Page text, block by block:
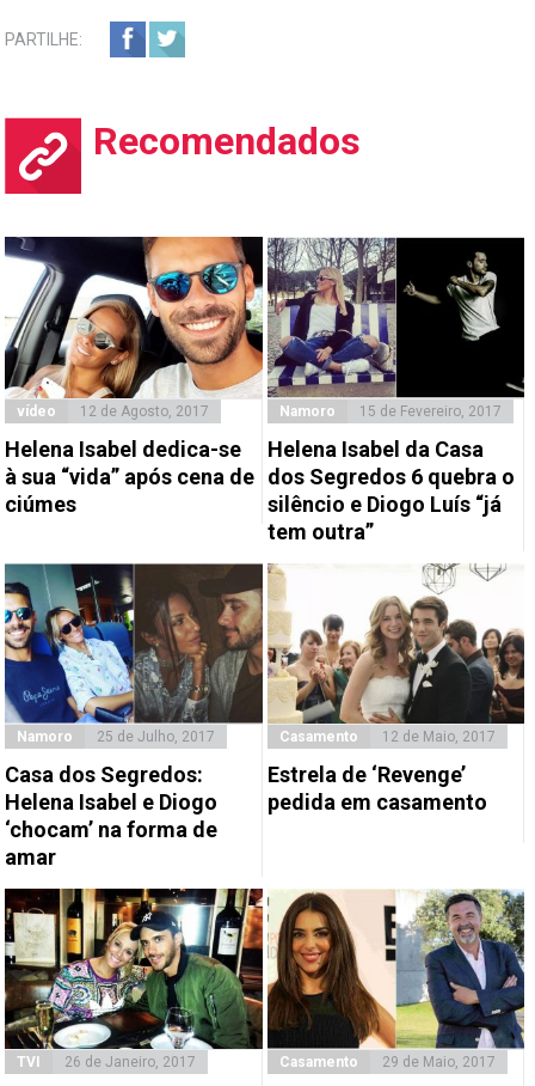
PARTILHE:
Recomendados
vídeo 12 de Agosto, 2017
Helena Isabel dedica-se
à sua “vida” após cena de
ciúmes
Namoro 15 de Fevereiro, 2017
Helena Isabel da Casa
dos Segredos 6 quebra o
silêncio e Diogo Luís “já
tem outra”
Namoro 25 de Julho, 2017
Casa dos Segredos:
Helena Isabel e Diogo
‘chocam’ na forma de
amar
Casamento 12 de Maio, 2017
Estrela de ‘Revenge’
pedida em casamento
TVI 26 de Janeiro, 2017 Casamento 29 de Maio, 2017